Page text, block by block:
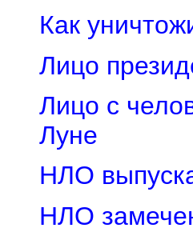
Как
Лицо
Лицо с
Луне
НЛО
НЛО